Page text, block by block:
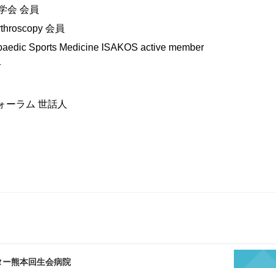
会 会員
会員
Sports Medicine ISAKOS active member
ーラム 世話人
ー熊本回生会病院